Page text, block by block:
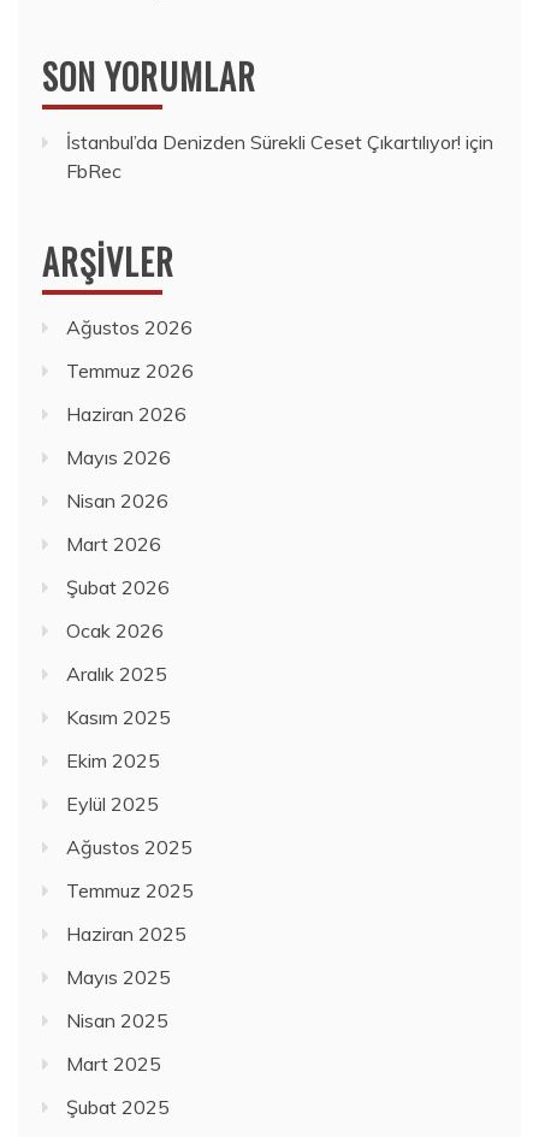
SON YORUMLAR
İstanbul’da Denizden Sürekli Ceset Çıkartılıyor! için
FbRec
ARŞIVLER
Ağustos 2026
Temmuz 2026
Haziran 2026
Mayıs 2026
Nisan 2026
Mart 2026
Şubat 2026
Ocak 2026
Aralık 2025
Kasım 2025
Ekim 2025
Eylül 2025
Ağustos 2025
Temmuz 2025
Haziran 2025
Mayıs 2025
Nisan 2025
Mart 2025
Şubat 2025